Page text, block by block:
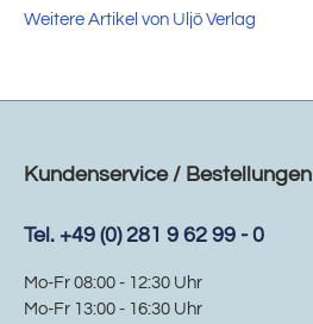
Weitere Artikel von Uljö Verlag
Kundenservice / Bestellungen
Tel. +49 (0) 281 9 62 99 - 0
Mo-Fr 08:00 - 12:30 Uhr
Mo-Fr 13:00 - 16:30 Uhr